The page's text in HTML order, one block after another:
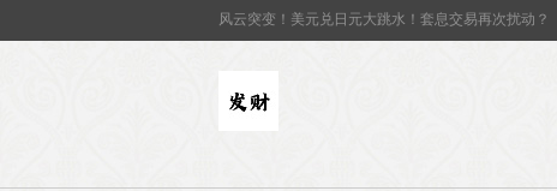
风云突变！美元兑日元大跳水！套息交易再次扰动？